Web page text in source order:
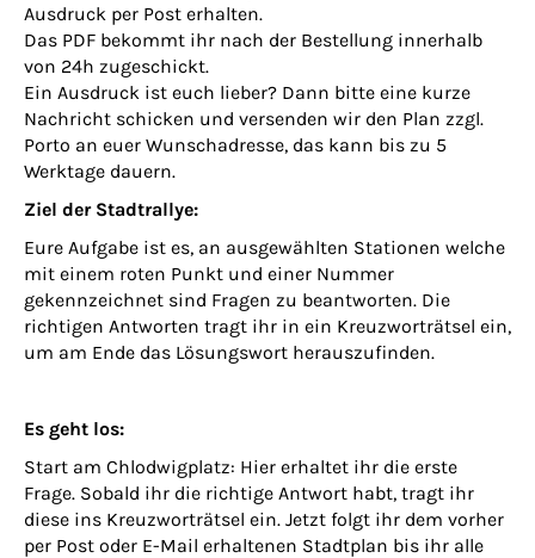
Ausdruck per Post erhalten.
Das PDF bekommt ihr nach der Bestellung innerhalb
von 24h zugeschickt.
Ein Ausdruck ist euch lieber? Dann bitte eine kurze
Nachricht schicken und versenden wir den Plan zzgl.
Porto an euer Wunschadresse, das kann bis zu 5
Werktage dauern.
Ziel der Stadtrallye:
Eure Aufgabe ist es, an ausgewählten Stationen welche
mit einem roten Punkt und einer Nummer
gekennzeichnet sind Fragen zu beantworten. Die
richtigen Antworten tragt ihr in ein Kreuzworträtsel ein,
um am Ende das Lösungswort herauszufinden.
Es geht los:
Start am Chlodwigplatz: Hier erhaltet ihr die erste
Frage. Sobald ihr die richtige Antwort habt, tragt ihr
diese ins Kreuzworträtsel ein. Jetzt folgt ihr dem vorher
per Post oder E-Mail erhaltenen Stadtplan bis ihr alle